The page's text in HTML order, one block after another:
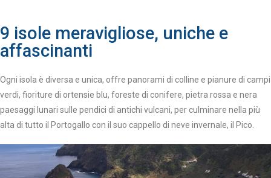
9 isole meravigliose, uniche e
affascinanti
Ogni isola è diversa e unica, offre panorami di colline e pianure di campi
verdi, fioriture di ortensie blu, foreste di conifere, pietra rossa e nera
paesaggi lunari sulle pendici di antichi vulcani, per culminare nella più
alta di tutto il Portogallo con il suo cappello di neve invernale, il Pico.